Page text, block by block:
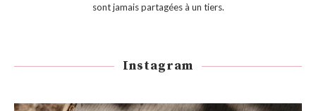
sont jamais partagées à un tiers.
Instagram